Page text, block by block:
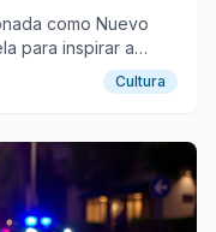
como Nuevo
para inspirar a
autoedición y elCultura